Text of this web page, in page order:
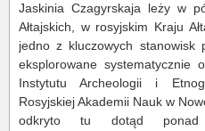
Jaskinia Czagyrskaja leży w
Ałtajskich, w rosyjskim Kraju
jedno z kluczowych stanowisk
eksplorowane systematycznie
Instytutu Archeologii i
Rosyjskiej Akademii Nauk w
odkryto tu dotąd ponad